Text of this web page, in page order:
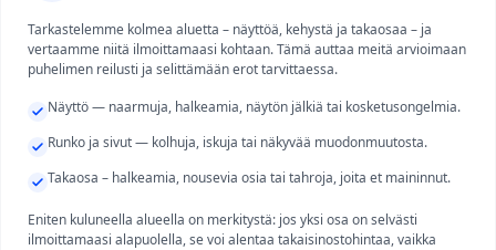
Tarkastelemme kolmea aluetta – näyttöä, kehystä ja takaosaa – ja
vertaamme niitä ilmoittamaasi kohtaan. Tämä auttaa meitä arvioimaan
puhelimen reilusti ja selittämään erot tarvittaessa.
Näyttö — naarmuja, halkeamia, näytön jälkiä tai kosketusongelmia.
Runko ja sivut — kolhuja, iskuja tai näkyvää muodonmuutosta.
Takaosa – halkeamia, nousevia osia tai tahroja, joita et maininnut.
Eniten kuluneella alueella on merkitystä: jos yksi osa on selvästi
ilmoittamaasi alapuolella, se voi alentaa takaisinostohintaa, vaikka